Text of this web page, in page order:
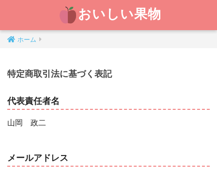
おいしい果物
ホーム
特定商取引法に基づく表記
代表責任者名
山岡 政二
メールアドレス